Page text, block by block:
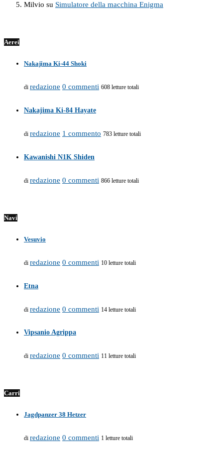
Milvio su Simulatore della macchina Enigma
Aerei
Nakajima Ki-44 Shoki
di redazione 0 commenti 608 letture totali
Nakajima Ki-84 Hayate
di redazione 1 commento 783 letture totali
Kawanishi N1K Shiden
di redazione 0 commenti 866 letture totali
Navi
Vesuvio
di redazione 0 commenti 10 letture totali
Etna
di redazione 0 commenti 14 letture totali
Vipsanio Agrippa
di redazione 0 commenti 11 letture totali
Carri
Jagdpanzer 38 Hetzer
di redazione 0 commenti 1 letture totali